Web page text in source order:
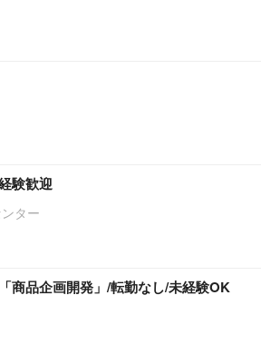
験歓迎
ター
商品企画開発」/転勤なし/未経験OK